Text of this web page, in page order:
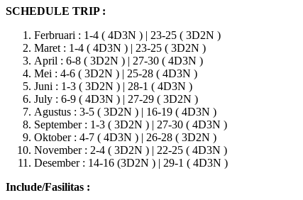
SCHEDULE TRIP :
Ferbruari : 1-4 ( 4D3N ) | 23-25 ( 3D2N )
Maret : 1-4 ( 4D3N ) | 23-25 ( 3D2N )
April : 6-8 ( 3D2N ) | 27-30 ( 4D3N )
Mei : 4-6 ( 3D2N ) | 25-28 ( 4D3N )
Juni : 1-3 ( 3D2N ) | 28-1 ( 4D3N )
July : 6-9 ( 4D3N ) | 27-29 ( 3D2N )
Agustus : 3-5 ( 3D2N ) | 16-19 ( 4D3N )
September : 1-3 ( 3D2N ) | 27-30 ( 4D3N )
Oktober : 4-7 ( 4D3N ) | 26-28 ( 3D2N )
November : 2-4 ( 3D2N ) | 22-25 ( 4D3N )
Desember : 14-16 (3D2N ) | 29-1 ( 4D3N )
Include/Fasilitas :